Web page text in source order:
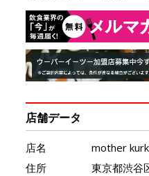
店舗データ
店名
mother
住所
東京都渋谷